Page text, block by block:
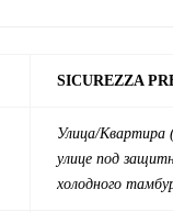
SICUREZZA
Улица/Квартира
улице под
холодного